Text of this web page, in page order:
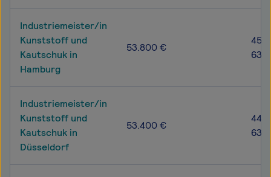
Industriemeister/in
Kunststoff und
Kautschuk in
Hamburg
53.800 €
Industriemeister/in
Kunststoff und
Kautschuk in
Düsseldorf
53.400 €